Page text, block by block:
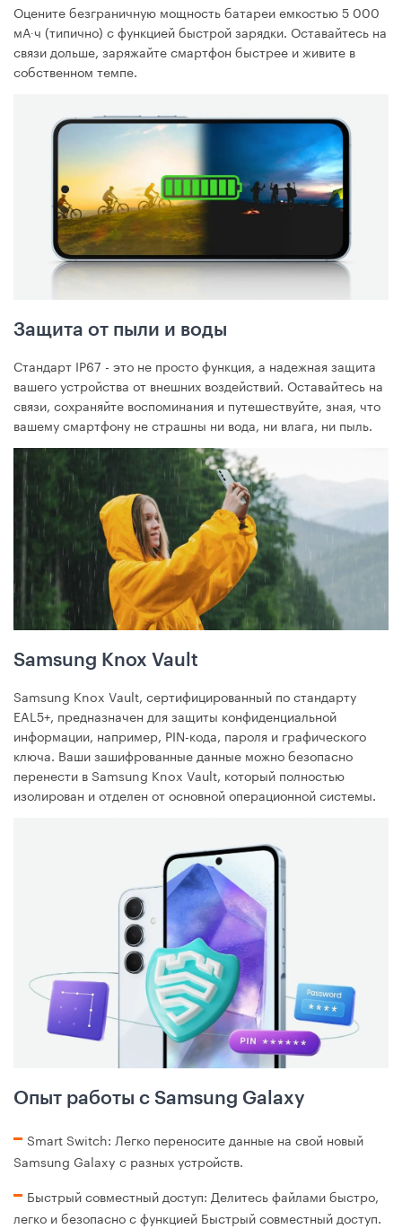
Оцените безграничную мощность батареи емкостью 5 000
мА∙ч (типично) с функцией быстрой зарядки. Оставайтесь на
связи дольше, заряжайте смартфон быстрее и живите в
собственном темпе.
Защита от пыли и воды
Стандарт IP67 - это не просто функция, а надежная защита
вашего устройства от внешних воздействий. Оставайтесь на
связи, сохраняйте воспоминания и путешествуйте, зная, что
вашему смартфону не страшны ни вода, ни влага, ни пыль.
Samsung Knox Vault
Samsung Knox Vault, сертифицированный по стандарту
EAL5+, предназначен для защиты конфиденциальной
информации, например, PIN-кода, пароля и графического
ключа. Ваши зашифрованные данные можно безопасно
перенести в Samsung Knox Vault, который полностью
изолирован и отделен от основной операционной системы.
Опыт работы с Samsung Galaxy
Smart Switch: Легко переносите данные на свой новый
Samsung Galaxy с разных устройств.
Быстрый совместный доступ: Делитесь файлами быстро,
легко и безопасно с функцией Быстрый совместный доступ.